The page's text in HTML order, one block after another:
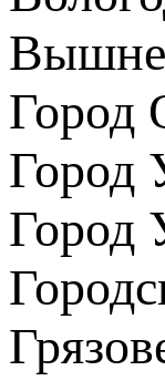
Город
Город
Город